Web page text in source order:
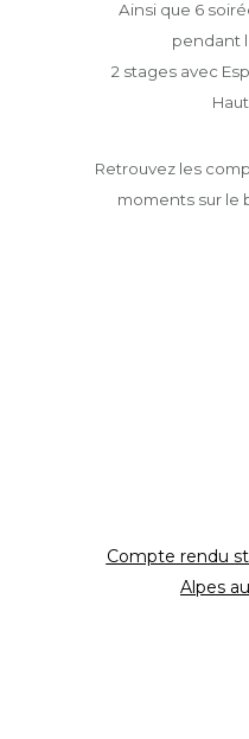
Ainsi que 6
pendant
2 stages avec
Retrouvez les
moments sur le
Compte rendu
Alpes